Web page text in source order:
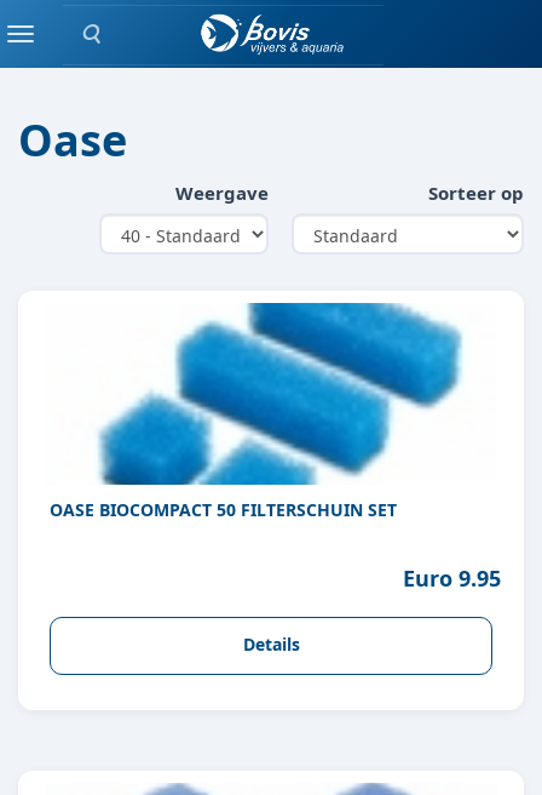
Zoeken
MenuFILTERMATERIAAL
Oase
Weergave Sorteer op
OASE BIOCOMPACT 50 FILTERSCHUIN SET
Euro 9.95
Details